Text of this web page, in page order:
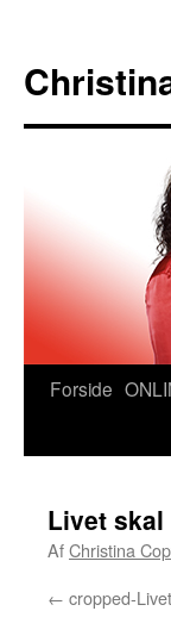
indhold
Forside
Livet skal
AfChristina
cropped-